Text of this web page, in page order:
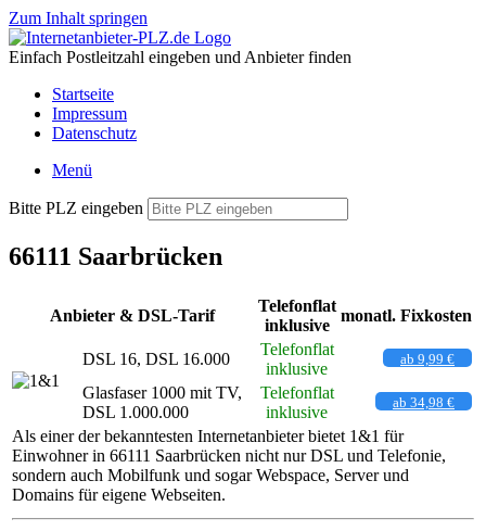
Zum Inhalt springen
Einfach Postleitzahl eingeben und Anbieter finden
Startseite
Impressum
Datenschutz
Menü
Bitte PLZ eingeben
66111 Saarbrücken
Anbieter & DSL-Tarif
Telefonflat
inklusive
monatl. Fixkosten
DSL 16, DSL 16.000
Telefonflat
inklusive
ab 9,99 €
Glasfaser 1000 mit TV,
DSL 1.000.000
Telefonflat
inklusive
ab 34,98 €
Als einer der bekanntesten Internetanbieter bietet 1&1 für
Einwohner in 66111 Saarbrücken nicht nur DSL und Telefonie,
sondern auch Mobilfunk und sogar Webspace, Server und
Domains für eigene Webseiten.